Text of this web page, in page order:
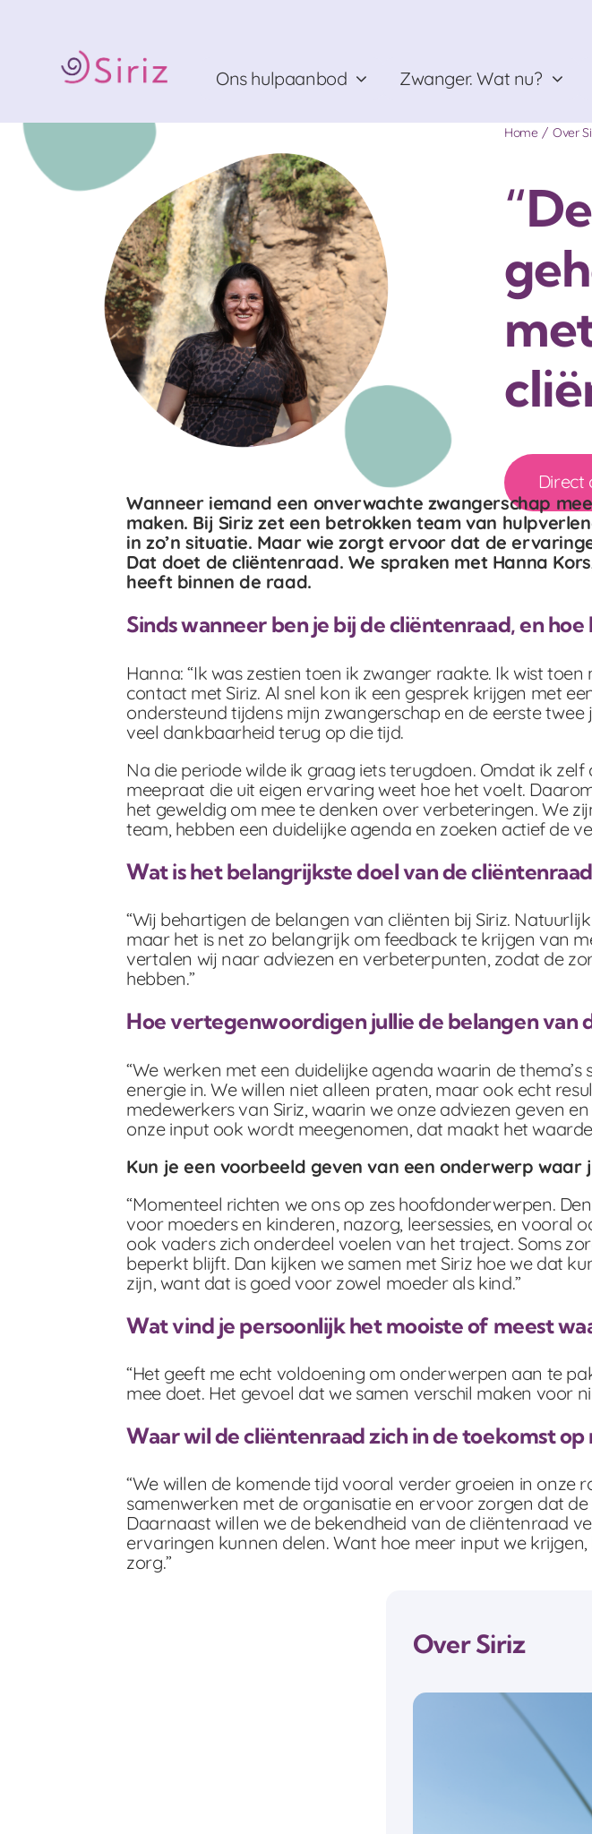
Ons hulpaanbod
Zwanger. Wat nu?
Home Over
Direct
Wanneer iemand een onverwachte zwangerschap
maken. Bij Siriz zet een betrokken team van
in zo’n situatie. Maar wie zorgt ervoor dat de
Dat doet de cliëntenraad. We spraken met Hanna
heeft binnen de raad.
Sinds wanneer ben je bij de cliëntenraad, en
Hanna: “Ik was zestien toen ik zwanger raakte. Ik wist
contact met Siriz. Al snel kon ik een gesprek krijgen met
ondersteund tijdens mijn zwangerschap en de eerste
veel dankbaarheid terug op die tijd.
Na die periode wilde ik graag iets terugdoen. Omdat ik
meepraat die uit eigen ervaring weet hoe het voelt.
het geweldig om mee te denken over verbeteringen. We
team, hebben een duidelijke agenda en zoeken actief de
Wat is het belangrijkste doel van de
“Wij behartigen de belangen van cliënten bij Siriz.
maar het is net zo belangrijk om feedback te krijgen van
vertalen wij naar adviezen en verbeterpunten, zodat de
hebben.”
Hoe vertegenwoordigen jullie de belangen van
“We werken met een duidelijke agenda waarin de
energie in. We willen niet alleen praten, maar ook echt
medewerkers van Siriz, waarin we onze adviezen geven
onze input ook wordt meegenomen, dat maakt het
Kun je een voorbeeld geven van een onderwerp
“Momenteel richten we ons op zes hoofdonderwerpen.
voor moeders en kinderen, nazorg, leersessies, en vooral
ook vaders zich onderdeel voelen van het traject. Soms
beperkt blijft. Dan kijken we samen met Siriz hoe we dat
zijn, want dat is goed voor zowel moeder als kind.”
Wat vind je persoonlijk het mooiste of meest
“Het geeft me echt voldoening om onderwerpen aan te
mee doet. Het gevoel dat we samen verschil maken voor
Waar wil de cliëntenraad zich in de toekomst op
“We willen de komende tijd vooral verder groeien in onze
samenwerken met de organisatie en ervoor zorgen dat
Daarnaast willen we de bekendheid van de cliëntenraad
ervaringen kunnen delen. Want hoe meer input we
zorg.”
Over Siriz